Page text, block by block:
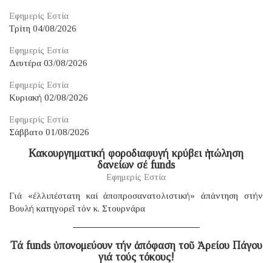
Εφημερίς Εστία
Τρίτη 04/08/2026
Εφημερίς Εστία
Δευτέρα 03/08/2026
Εφημερίς Εστία
Κυριακή 02/08/2026
Εφημερίς Εστία
Σάββατο 01/08/2026
Κακουργηματική φοροδιαφυγή κρύβει ἡ πώληση
δανείων σέ funds
Εφημερίς Εστία
Γιά «ἐλλιπέστατη καί ἀποπροσανατολιστική» ἀπάντηση στήν
Βουλή κατηγορεῖ τόν κ. Στουρνάρα
Τά funds ὑπονομεύουν τήν ἀπόφαση τοῦ Ἀρείου Πάγου
γιά τούς τόκους!